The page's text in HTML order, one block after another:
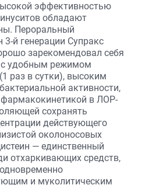
эффективностью
обладают
Пероральный
3-й генерации Супракс
зарекомендовал себя
с удобным режимом
раз в сутки), высоким
активности,
в ЛОР-
сохранять
действующего
околоносовых
— единственный
отхаркивающих средств,
и муколитическим